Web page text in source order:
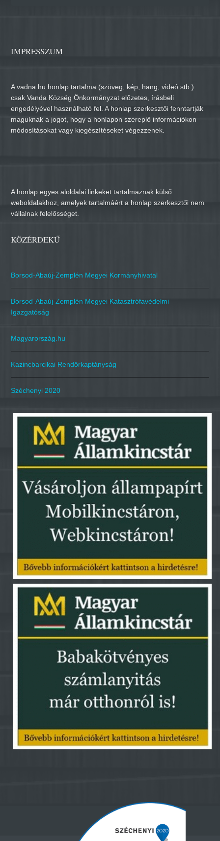
IMPRESSZUM
A vadna.hu honlap tartalma (szöveg, kép, hang, videó stb.)
csak Vanda Község Önkormányzat előzetes, írásbeli
engedélyével használható fel. A honlap szerkesztői fenntartják
maguknak a jogot, hogy a honlapon szereplő információkon
módosításokat vagy kiegészítéseket végezzenek.
A honlap egyes aloldalai linkeket tartalmaznak külső
weboldalakhoz, amelyek tartalmáért a honlap szerkesztői nem
vállalnak felelősséget.
KÖZÉRDEKŰ
Borsod-Abaúj-Zemplén Megyei Kormányhivatal
Borsod-Abaúj-Zemplén Megyei Katasztrófavédelmi
Igazgatóság
Magyarország.hu
Kazincbarcikai Rendőrkaptányság
Széchenyi 2020